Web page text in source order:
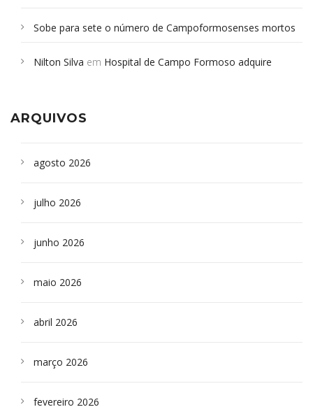
Sobe para sete o número de Campoformosenses mortos
Campoformosenses que morreram em desabamentos são
Nilton Silva em Hospital de Campo Formoso adquire
ARQUIVOS
agosto 2026
julho 2026
junho 2026
maio 2026
abril 2026
março 2026
fevereiro 2026